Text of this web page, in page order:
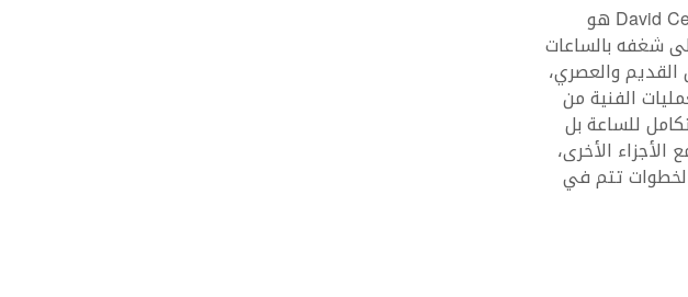
في معظم الشركات الكبرى، يأتي مدير قسم الساعات من خلفية تقنية إنتاجية. ولكن David Cerrato هو
شغفه بالساعات
والعصري،
الفنية من
للساعة بل
الأخرى،
الخطوات تتم في